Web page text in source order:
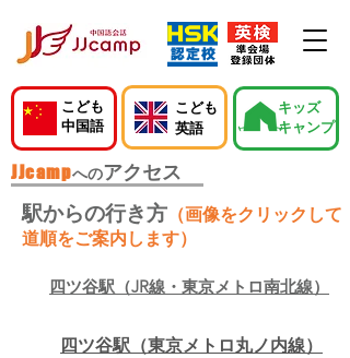
こども
中国語
こども
英語
キッズ
キャンプ
JJcampへのアクセス
駅からの行き方 （画像をクリックして
道順をご案内します）
四ツ谷駅（JR線・東京メトロ南北線）
四ツ谷駅（東京メトロ丸ノ内線）